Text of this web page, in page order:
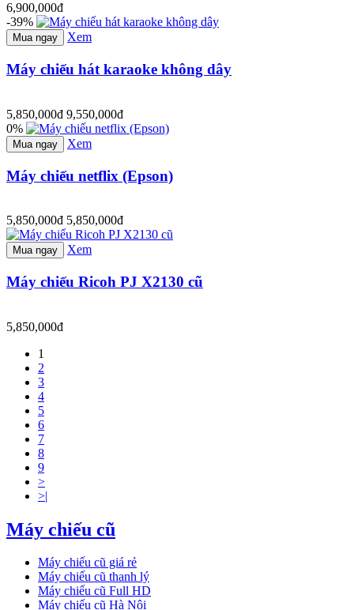
6,900,000đ
-39%
Mua ngay Xem
Máy chiếu hát karaoke không dây
5,850,000đ 9,550,000đ
0%
Mua ngay Xem
Máy chiếu netflix (Epson)
5,850,000đ 5,850,000đ
Mua ngay Xem
Máy chiếu Ricoh PJ X2130 cũ
5,850,000đ
1
2
3
4
5
6
7
8
9
>
>|
Máy chiếu cũ
Máy chiếu cũ giá rẻ
Máy chiếu cũ thanh lý
Máy chiếu cũ Full HD
Máy chiếu cũ Hà Nội